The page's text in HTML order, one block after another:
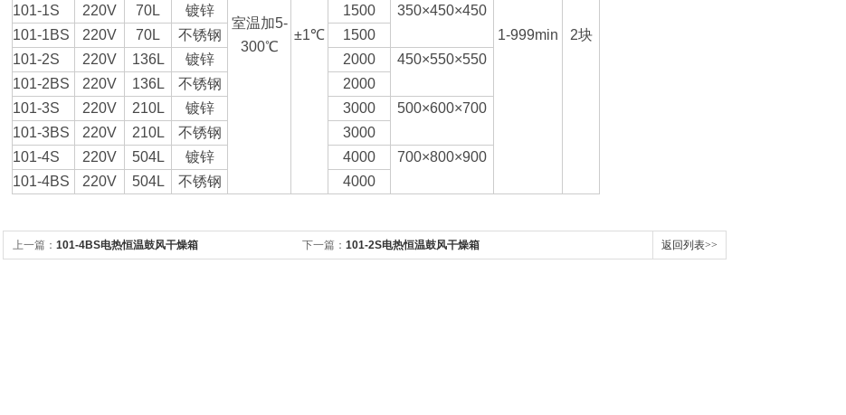
室温加5-
300℃
±1℃ 1-999min 2块
101-1S
220V 70L 镀锌 1500
350×450×450
101-1BS
220V 70L 不锈钢
1500
101-2S
220V 136L 镀锌 2000
450×550×550
101-2BS
220V 136L 不锈钢
2000
101-3S
220V 210L 镀锌 3000
500×600×700
101-3BS
220V 210L 不锈钢
3000
101-4S
220V 504L 镀锌 4000
700×800×900
101-4BS
220V 504L 不锈钢 4000
上一篇： 101-4BS电热恒温鼓风干燥箱 下一篇： 101-2S电热恒温鼓风干燥箱 返回列表>>